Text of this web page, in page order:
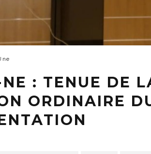
: TENUE DE
ORDINAIRE